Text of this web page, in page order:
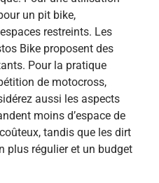
un pit bike,
restreints. Les
Bike proposent des
Pour la pratique
de motocross,
aussi les aspects
moins d’espace de
tandis que les dirt
plus régulier et un budget